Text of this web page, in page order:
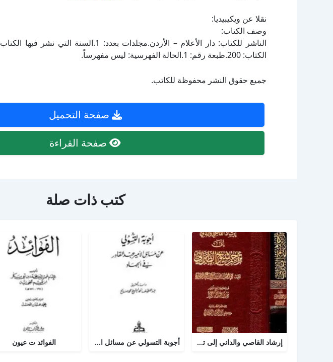
نقلا عن ويكيبيديا:
وصف الكتاب:
الكتاب: 200.طبعة رقم: 1.الحالة الفهرسية: ليس مفهرساً.
جميع حقوق النشر محفوظة للكاتب.
صفحة التحميل
صفحة القراءة
كتب ذات صلة
إرشاد القاصي والداني إلى تراجم شيوخ الطبراني أجوبة التسولي عن مسائل الأمير عبد القادر في الجهاد الفوائد ت عيون